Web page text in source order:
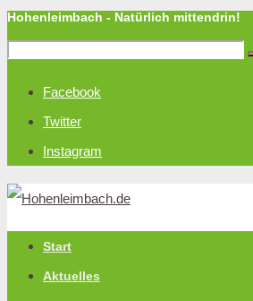
Hohenleimbach - Natürlich mittendrin!
Facebook
Twitter
Instagram
Start
Aktuelles